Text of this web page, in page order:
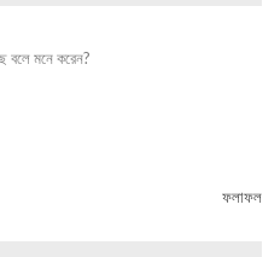
বলে মনে করেন?
ফলাফল